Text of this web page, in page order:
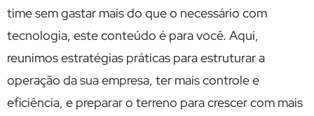
time sem gastar mais do que o necessário com
tecnologia, este conteúdo é para você. Aqui,
reunimos estratégias práticas para estruturar a
operação da sua empresa, ter mais controle e
eficiência, e preparar o terreno para crescer com mais